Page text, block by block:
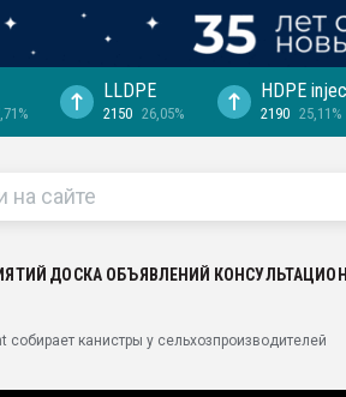
LLDPE
2150 26,05%
HDPE
2190 25,11%
ДОСКА ОБЪЯВЛЕНИЙ
собирает канистры у сельхозпроизводителей